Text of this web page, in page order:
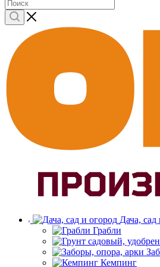
Дача, сад
Грабли
Кемпинг